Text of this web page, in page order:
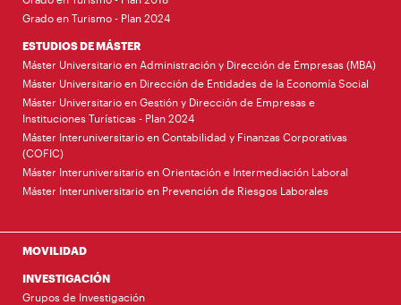
Grado en Turismo - Plan 2024
ESTUDIOS DE MÁSTER
Máster Universitario en Administración y Dirección de Empresas (MBA)
Máster Universitario en Dirección de Entidades de la Economía Social
Máster Universitario en Gestión y Dirección de Empresas e
Instituciones Turísticas - Plan 2024
Máster Interuniversitario en Contabilidad y Finanzas Corporativas
(COFIC)
Máster Interuniversitario en Orientación e Intermediación Laboral
Máster Interuniversitario en Prevención de Riesgos Laborales
MOVILIDAD
INVESTIGACIÓN
Grupos de Investigación